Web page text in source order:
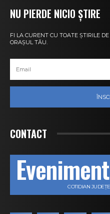
NU PIERDE NICIO ȘTIRE
FI LA CURENT CU TOATE ȘTIRILE
ORAȘUL TĂU.
CONTACT
COTIDIAN